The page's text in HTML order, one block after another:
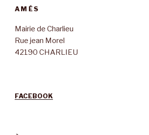
AMÉS
Mairie de Charlieu
Rue jean Morel
42190 CHARLIEU
FACEBOOK